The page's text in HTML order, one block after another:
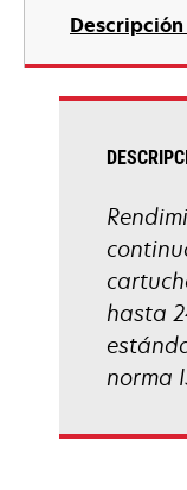
hasta
norma